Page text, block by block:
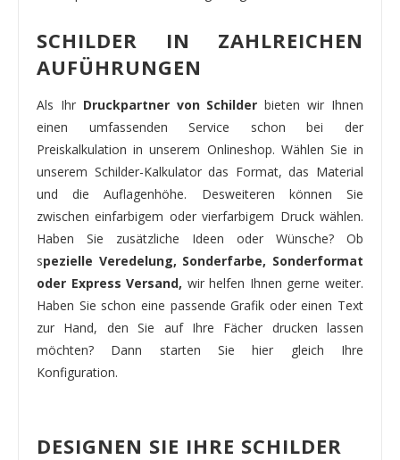
SCHILDER IN ZAHLREICHEN
AUFÜHRUNGEN
Als Ihr Druckpartner von Schilderbieten wir Ihnen
einen umfassenden Service schon bei der
Preiskalkulation in unserem Onlineshop. Wählen Sie in
unserem Schilder-Kalkulator das Format, das Material
und die Auflagenhöhe. Desweiteren können Sie
zwischen einfarbigem oder vierfarbigem Druck wählen.
Haben Sie zusätzliche Ideen oder Wünsche? Ob
spezielle Veredelung, Sonderfarbe, Sonderformat
oder Express Versand, wir helfen Ihnen gerne weiter.
Haben Sie schon eine passende Grafik oder einen Text
zur Hand, den Sie auf Ihre Fächer drucken lassen
möchten? Dann starten Sie hier gleich Ihre
Konfiguration.
DESIGNEN SIE IHRE SCHILDER